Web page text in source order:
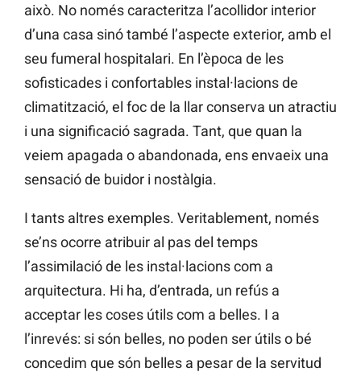
això. No només caracteritza l’acollidor interior
d’una casa sinó també l’aspecte exterior, amb el
seu fumeral hospitalari. En l’època de les
sofisticades i confortables instal·lacions de
climatització, el foc de la llar conserva un atractiu
i una significació sagrada. Tant, que quan la
veiem apagada o abandonada, ens envaeix una
sensació de buidor i nostàlgia.
I tants altres exemples. Veritablement, només
se’ns ocorre atribuir al pas del temps
l’assimilació de les instal·lacions com a
arquitectura. Hi ha, d’entrada, un refús a
acceptar les coses útils com a belles. I a
l’inrevés: si són belles, no poden ser útils o bé
concedim que són belles a pesar de la servitud